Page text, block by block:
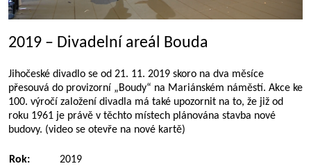
2019 – Divadelní areál Bouda
Jihočeské divadlo se od 21. 11. 2019 skoro na dva měsíce
přesouvá do provizorní „Boudy“ na Mariánském náměstí. Akce ke
100. výročí založení divadla má také upozornit na to, že již od
roku 1961 je právě v těchto místech plánována stavba nové
budovy. (video se otevře na nové kartě)
Rok:
2019